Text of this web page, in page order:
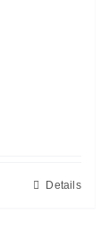
Details